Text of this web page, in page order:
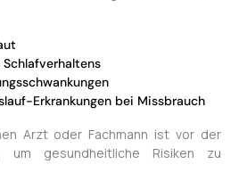
Erkrankungen bei Missbrauch
Arzt oder Fachmann ist vor der
um gesundheitliche Risiken zu